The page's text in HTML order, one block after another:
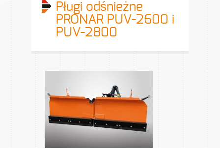
Pługi odśnieżne
PRONAR PUV-2600 i
PUV-2800